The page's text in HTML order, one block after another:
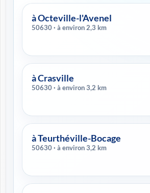
à Octeville-l'Avenel
50630 · à environ 2,3 km
à Crasville
50630 · à environ 3,2 km
à Teurthéville-Bocage
50630 · à environ 3,2 km